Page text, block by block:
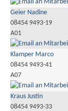
Geier Nadine
08454 9493-19
A01
Klamper Marco
08454 9493-41
A07
Kraus Justin
08454 9493-33